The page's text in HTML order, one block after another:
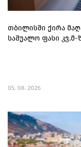
თბილისში ქირა
საშუალო ფასი კვ.მ-
05. 08. 2026